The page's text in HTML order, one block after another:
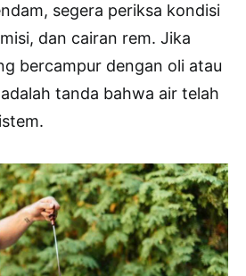
segera periksa kondisi
dan cairan rem. Jika
bercampur dengan oli atau
tanda bahwa air telah